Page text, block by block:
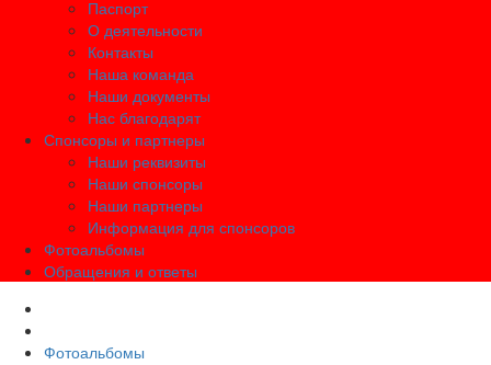
Паспорт
О деятельности
Контакты
Наша команда
Наши документы
Нас благодарят
Спонсоры и партнеры
Наши реквизиты
Наши спонсоры
Наши партнеры
Информация для спонсоров
Фотоальбомы
Обращения и ответы
Фотоальбомы